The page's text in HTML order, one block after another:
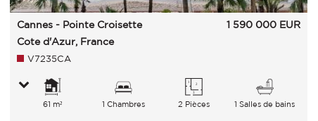
Cannes - Pointe Croisette
Cote d'Azur, France
1 590 000 EUR
V7235CA
61 m² 1 Chambres 2 Pièces 1 Salles de bains